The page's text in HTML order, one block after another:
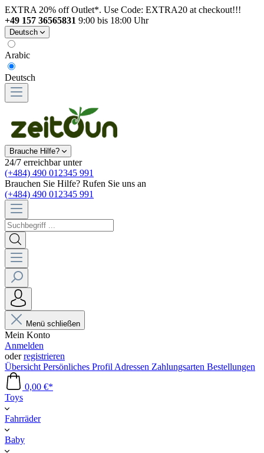
EXTRA 20% off Outlet*. Use Code: EXTRA20 at checkout!!!
+49 157 36565831 9:00 bis 18:00 Uhr
Deutsch
Arabic
Deutsch
Brauche Hilfe?
24/7 erreichbar unter
(+484) 490 012345 991
Brauchen Sie Hilfe? Rufen Sie uns an
(+484) 490 012345 991
Menü schließen
Mein Konto
Anmelden
oderregistrieren
Übersicht Persönliches Profil Adressen Zahlungsarten Bestellungen
0,00 €*
Toys
Fahrräder
Baby